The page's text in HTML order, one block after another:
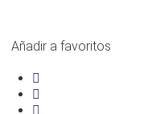
Añadir a favoritos